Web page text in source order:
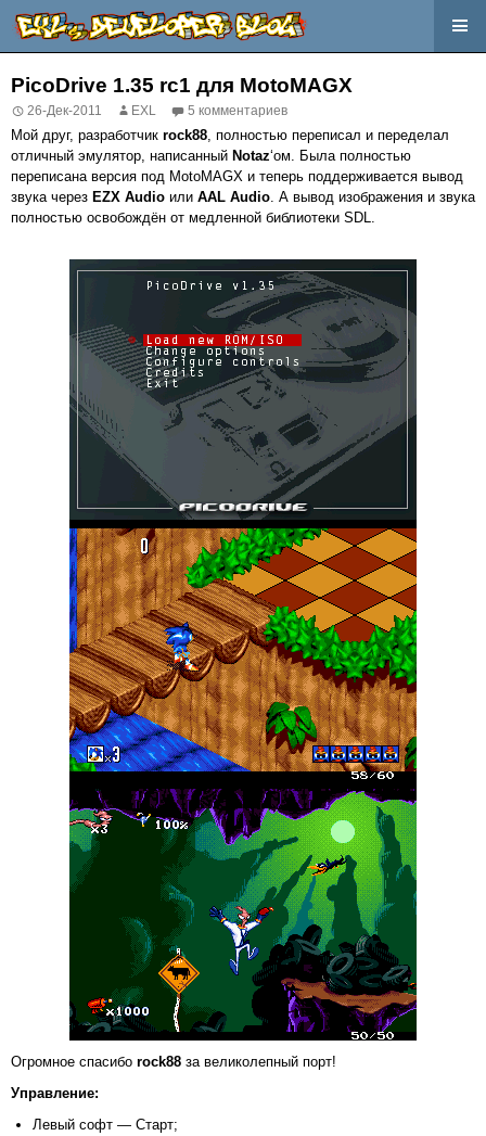
Перейти
содержимому
PicoDrive 1.35 rc1 для MotoMAGX
26-Дек-2011 EXL 5 комментариев
Мой друг, разработчик rock88, полностью переписал и переделал
отличный эмулятор, написанный Notaz‘ом. Была полностью
переписана версия под MotoMAGX и теперь поддерживается вывод
звука через EZX Audio или AAL Audio. А вывод изображения и звука
полностью освобождён от медленной библиотеки SDL.
Огромное спасибо rock88 за великолепный порт!
Управление:
Левый софт — Старт;